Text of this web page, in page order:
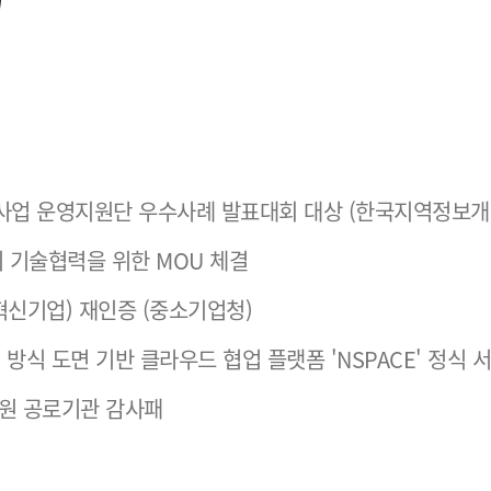
운영지원단 우수사례 발표대회 대상 (한국지역정보
기술협력을 위한 MOU 체결
기업) 재인증 (중소기업청)
식 도면 기반 클라우드 협업 플랫폼 'NSPACE' 정식
공로기관 감사패